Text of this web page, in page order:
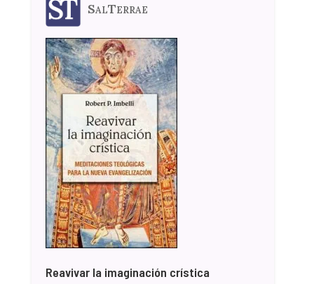
SalTerrae
Reavivar la imaginación crística